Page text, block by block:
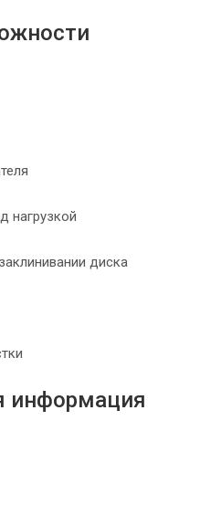
нагрузкой
диска
информация